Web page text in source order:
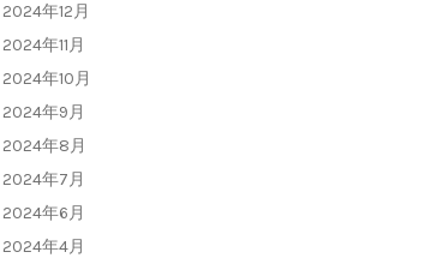
2024年12月
2024年11月
2024年10月
2024年9月
2024年8月
2024年7月
2024年6月
2024年4月